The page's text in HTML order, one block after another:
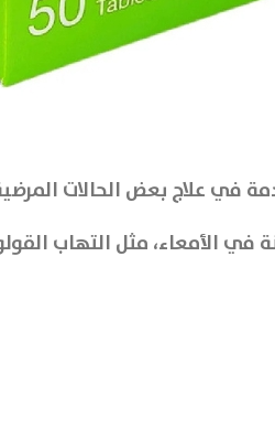
في علاج بعض الحالات المرضية
في الأمعاء، مثل